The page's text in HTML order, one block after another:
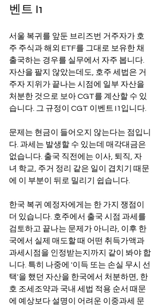
벤트 I1
서울 복귀를 앞둔 브리즈번 거주자가 호
주 주식과 해외 ETF를 그대로 보유한 채
출국하는 경우를 실무에서 자주 봅니다.
자산을 팔지 않았는데도, 호주 세법은 거
주자 지위가 끝나는 시점에 일부 자산을
처분한 것으로 보아 CGT를 계산할 수 있
습니다. 그 규정이 CGT 이벤트 I1입니다.
문제는 현금이 들어오지 않는다는 점입니
다. 과세는 발생할 수 있는데 매각대금은
없습니다. 출국 직전에는 이사, 퇴직, 자
녀 학교, 주거 정리 같은 일이 겹치기 때문
에 이 부분이 뒤로 밀리기 쉽습니다.
한국 복귀 예정자에게는 한 가지 쟁점이
더 있습니다. 호주에서 출국 시점 과세를
검토하고 끝나는 문제가 아니라, 이후 한
국에서 실제 매도할 때 어떤 취득가액과
과세시점을 인정받는지까지 같이 봐야 합
니다. 특히 나중에 '이득 또는 손실 무시 선
택'을 했던 자산을 한국에서 처분하면, 한
호 조세조약과 국내 세법 적용 순서 때문
에 예상보다 설명이 어려운 이중과세 문